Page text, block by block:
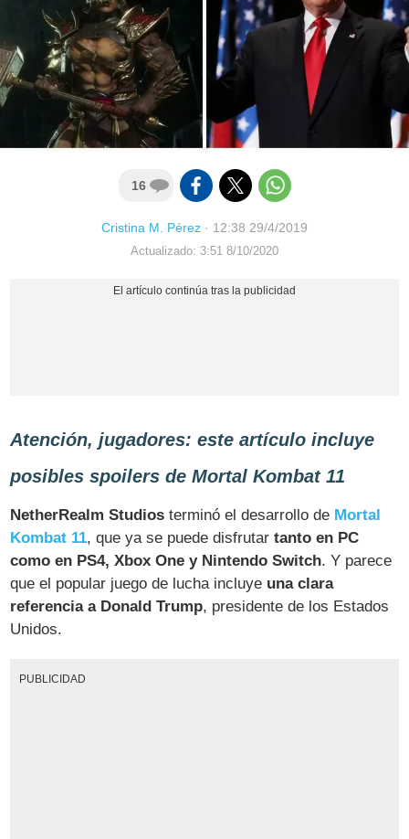
16
Cristina M. Pérez · 12:38 29/4/2019
Actualizado: 3:51 8/10/2020
Atención, jugadores: este artículo incluye
posibles spoilers de Mortal Kombat 11
NetherRealm Studios terminó el desarrollo de Mortal
Kombat 11, que ya se puede disfrutartanto en PC
como en PS4, Xbox One y Nintendo Switch. Y parece
que el popular juego de lucha incluye una clara
referencia a Donald Trump, presidente de los Estados
Unidos.
PUBLICIDAD